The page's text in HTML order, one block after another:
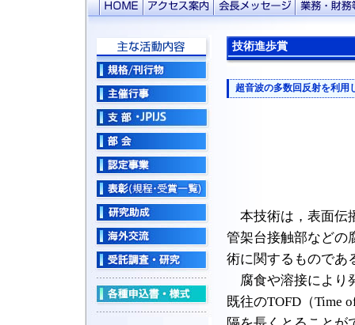
技術進歩賞
超音波の多数回反射を利用
本技術は，表面伝
管架台接触部などの
術に関するものであ
腐食や溶接により
既往のTOFD（Time